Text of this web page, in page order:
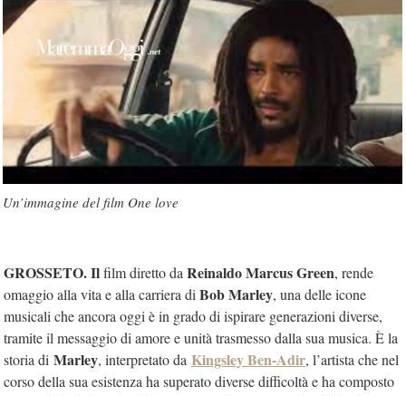
Un’immagine del film One love
GROSSETO.Ilfilm diretto da Reinaldo Marcus Green, rende
omaggio alla vita e alla carriera di Bob Marley, una delle icone
musicali che ancora oggi è in grado di ispirare generazioni diverse,
tramite il messaggio di amore e unità trasmesso dalla sua musica. È la
storia di Marley, interpretato da Kingsley Ben-Adir, l’artista che nel
corso della sua esistenza ha superato diverse difficoltà e ha composto